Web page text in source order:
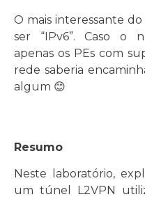
O mais interessante
ser “IPv6”. Caso o
apenas os PEs com
rede saberia
algum 😊
Resumo
Neste laboratório,
um túnel L2VPN